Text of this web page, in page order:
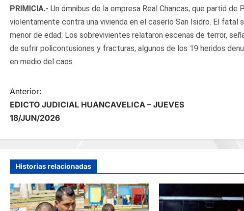
PRIMICIA.- Un ómnibus de la empresa Real Chancas, que partió
violentamente contra una vivienda en el caserío San Isidro. El
menor de edad. Los sobrevivientes relataron escenas de terror,
de sufrir policontusiones y fracturas, algunos de los 19 heridos
en medio del caos.
N
a
v
e
g
a
Anterior:
EDICTO JUDICIAL HUANCAVELICA – JUEVES
18/JUN/2026
Historias relacionadas